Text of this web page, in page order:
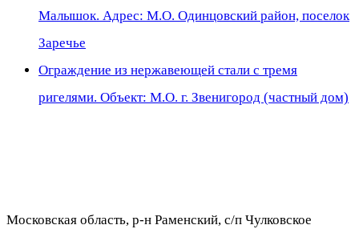
Малышок. Адрес: М.О. Одинцовский район, поселок
Заречье
Ограждение из нержавеющей стали с тремя
ригелями. Объект: М.О. г. Звенигород (частный дом)
Московская область, р-н Раменский, с/п Чулковское